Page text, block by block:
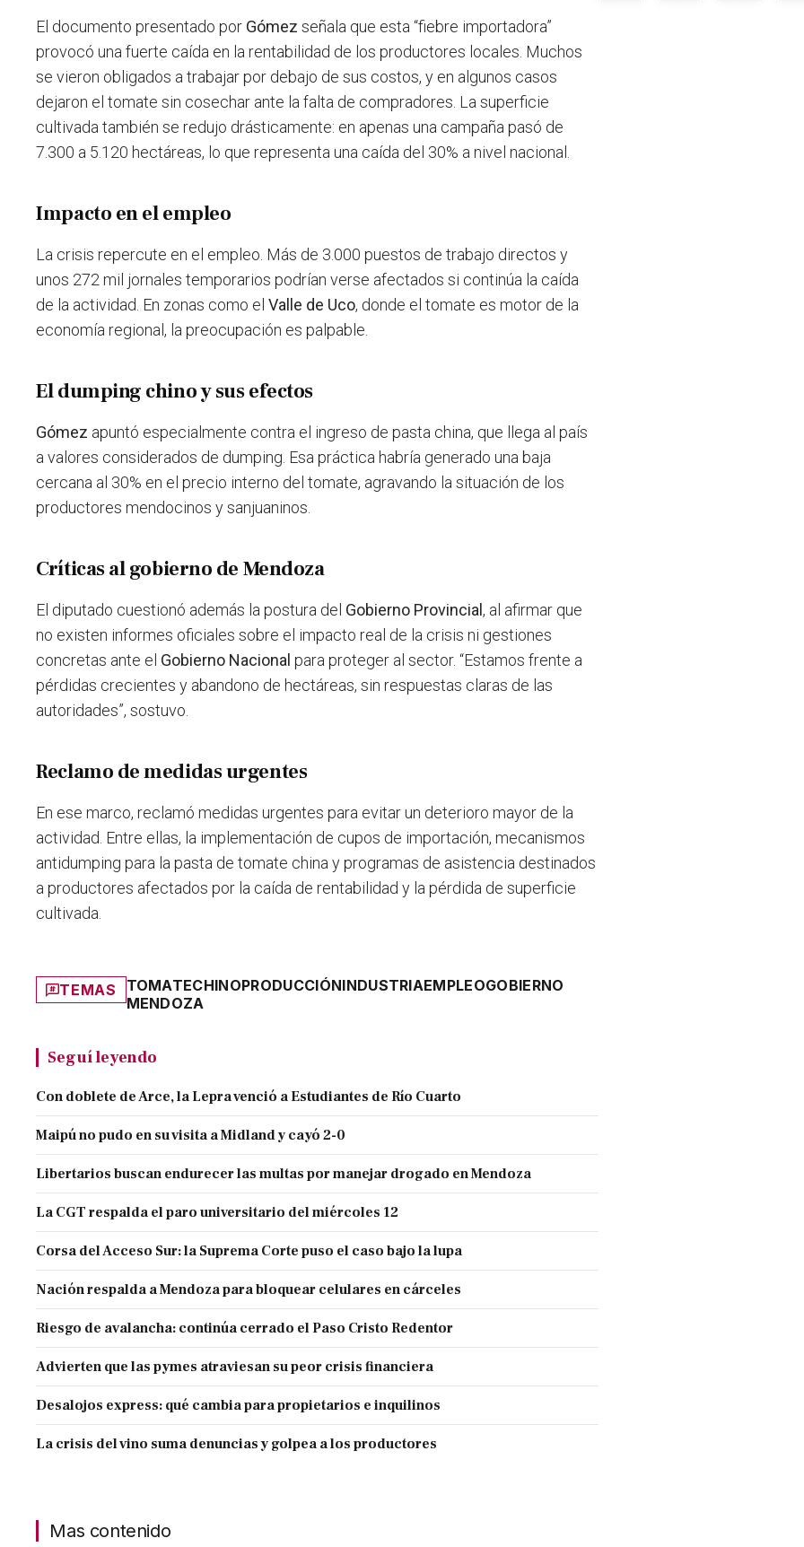
El documento presentado por Gómez señala que esta “fiebre importadora”
provocó una fuerte caída en la rentabilidad de los productores locales. Muchos
se vieron obligados a trabajar por debajo de sus costos, y en algunos casos
dejaron el tomate sin cosechar ante la falta de compradores. La superficie
cultivada también se redujo drásticamente: en apenas una campaña pasó de
7.300 a 5.120 hectáreas, lo que representa una caída del 30% a nivel nacional.
Impacto en el empleo
La crisis repercute en el empleo. Más de 3.000 puestos de trabajo directos y
unos 272 mil jornales temporarios podrían verse afectados si continúa la caída
de la actividad. En zonas como elValle de Uco, donde el tomate es motor de la
economía regional, la preocupación es palpable.
El dumping chino y sus efectos
Gómez apuntó especialmente contra el ingreso de pasta china, que llega al país
a valores considerados de dumping. Esa práctica habría generado una baja
cercana al 30% en el precio interno del tomate, agravando la situación de los
productores mendocinos y sanjuaninos.
Críticas al gobierno de Mendoza
El diputado cuestionó además la postura del Gobierno Provincial, al afirmar que
no existen informes oficiales sobre el impacto real de la crisis ni gestiones
concretas ante el Gobierno Nacional para proteger al sector. “Estamos frente a
pérdidas crecientes y abandono de hectáreas, sin respuestas claras de las
autoridades”, sostuvo.
Reclamo de medidas urgentes
En ese marco, reclamó medidas urgentes para evitar un deterioro mayor de la
actividad. Entre ellas, la implementación de cupos de importación, mecanismos
antidumping para la pasta de tomate china y programas de asistencia destinados
a productores afectados por la caída de rentabilidad y la pérdida de superficie
cultivada.
TEMAS TOMATECHINOPRODUCCIÓNINDUSTRIAEMPLEOGOBIERNO
MENDOZA
Seguí leyendo
Con doblete de Arce, la Lepra venció a Estudiantes de Río Cuarto
Maipú no pudo en su visita a Midland y cayó 2-0
Libertarios buscan endurecer las multas por manejar drogado en Mendoza
La CGT respalda el paro universitario del miércoles 12
Corsa del Acceso Sur: la Suprema Corte puso el caso bajo la lupa
Nación respalda a Mendoza para bloquear celulares en cárceles
Riesgo de avalancha: continúa cerrado el Paso Cristo Redentor
Advierten que las pymes atraviesan su peor crisis financiera
Desalojos express: qué cambia para propietarios e inquilinos
La crisis del vino suma denuncias y golpea a los productores
Mas contenido